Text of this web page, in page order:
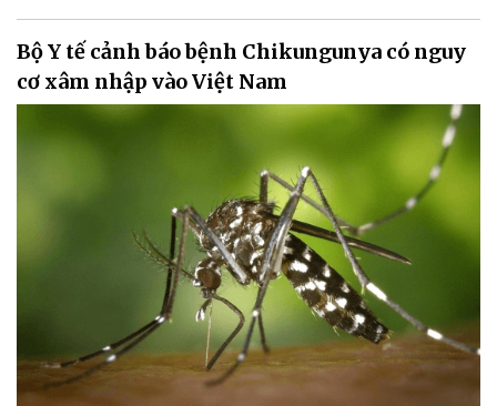
Bộ Y tế cảnh báo bệnh Chikungunya có nguy
cơ xâm nhập vào Việt Nam